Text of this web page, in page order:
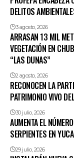
DELITOS
3 agosto, 2026
ARRASAN 13 MIL
VEGETACIÓN EN
“LAS DUNAS”
2 agosto, 2026
RECONOCEN LA
PATRIMONIO VIVO
30 julio, 2026
AUMENTA EL
SERPIENTES EN
29 julio, 2026